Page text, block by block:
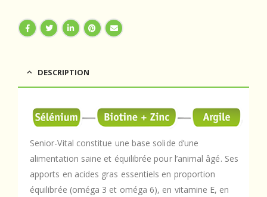
DESCRIPTION
Senior-Vital constitue une base solide d’une
alimentation saine et équilibrée pour l’animal âgé. Ses
apports en acides gras essentiels en proportion
équilibrée (oméga 3 et oméga 6), en vitamine E, en